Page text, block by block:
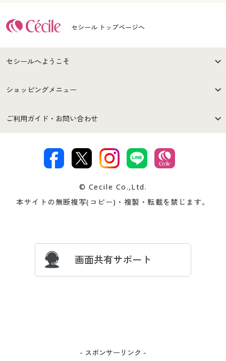
セシール トップページへ
セシールへようこそ
はじめての方へ
セシールご利用規約
著作権・商標について 会社案内
ショッピングメニュー
商品カテゴリ
プレゼント＆キャンペーン サイトマップ
ご利用ガイド・お問い合わせ
交換・返品は お支払は
ついて
忘れの場合
© Cecile Co.,Ltd.
本サイトの無断複写(コピー)・複製・転載を禁じます。
画面共有サポート
- スポンサーリンク -